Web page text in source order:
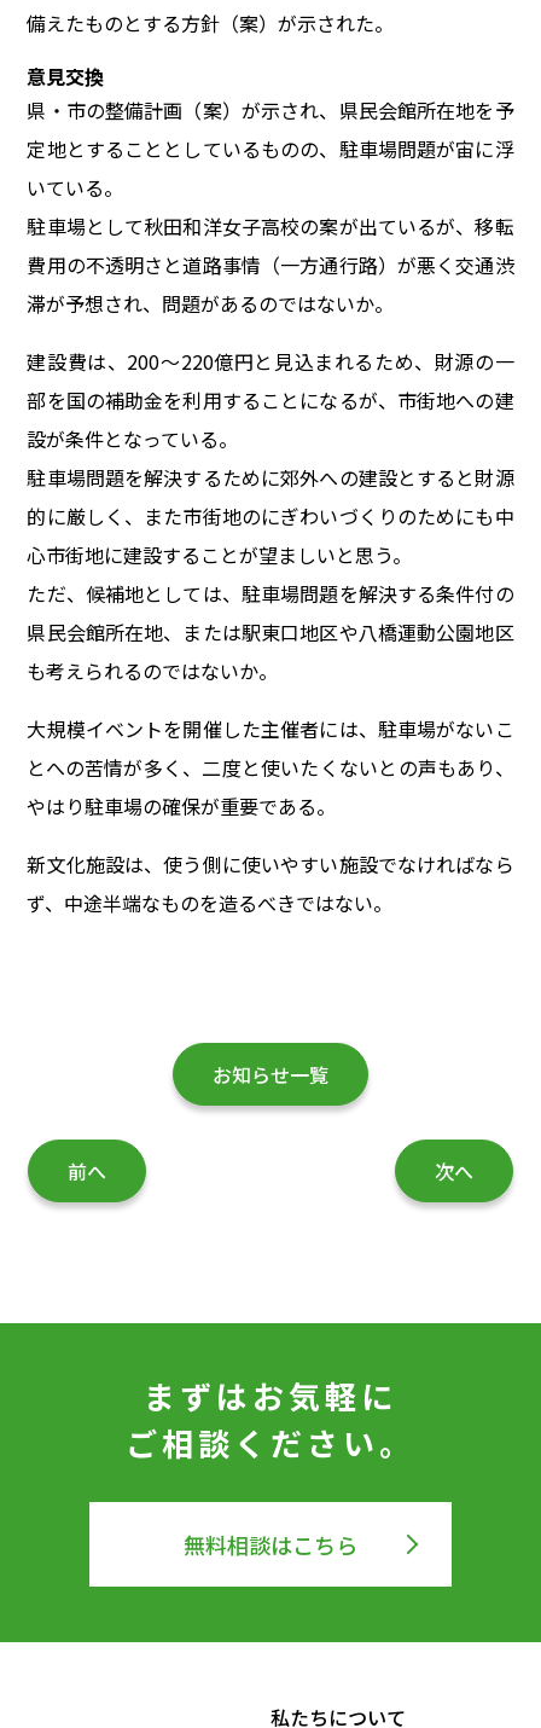
備えたものとする方針（案）が示された。
意見交換
県・市の整備計画（案）が示され、県民会館所在地を予
定地とすることとしているものの、駐車場問題が宙に浮
いている。
駐車場として秋田和洋女子高校の案が出ているが、移転
費用の不透明さと道路事情（一方通行路）が悪く交通渋
滞が予想され、問題があるのではないか。
建設費は、200～220億円と見込まれるため、財源の一
部を国の補助金を利用することになるが、市街地への建
設が条件となっている。
駐車場問題を解決するために郊外への建設とすると財源
的に厳しく、また市街地のにぎわいづくりのためにも中
心市街地に建設することが望ましいと思う。
ただ、候補地としては、駐車場問題を解決する条件付の
県民会館所在地、または駅東口地区や八橋運動公園地区
も考えられるのではないか。
大規模イベントを開催した主催者には、駐車場がないこ
とへの苦情が多く、二度と使いたくないとの声もあり、
やはり駐車場の確保が重要である。
新文化施設は、使う側に使いやすい施設でなければなら
ず、中途半端なものを造るべきではない。
前へ
お知らせ一覧
次へ
まずはお気軽に
ご相談ください。
無料相談はこちら
私たちについて